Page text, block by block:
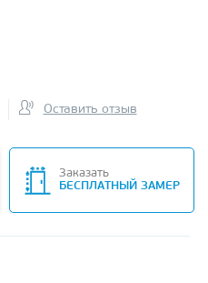
Оставить отзыв
Заказать
БЕСПЛАТНЫЙ ЗАМЕР